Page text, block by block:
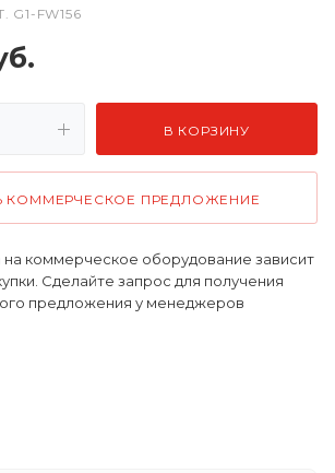
G1-FW156
В КОРЗИНУ
КОММЕРЧЕСКОЕ ПРЕДЛОЖЕНИЕ
коммерческое оборудование зависит
Сделайте запрос для получения
предложения у менеджеров